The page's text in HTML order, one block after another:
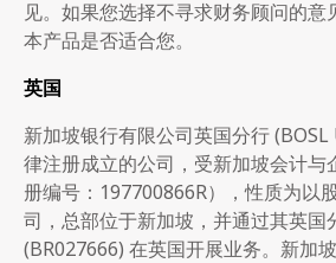
见。如果您选择不寻求财务顾问的
本产品是否适合您。
英国
新加坡银行有限公司英国分行
律注册成立的公司，受新加坡会计与
册编号：197700866R），性质为以
司，总部位于新加坡，并通过其英国
(BR027666) 在英国开展业务。新加